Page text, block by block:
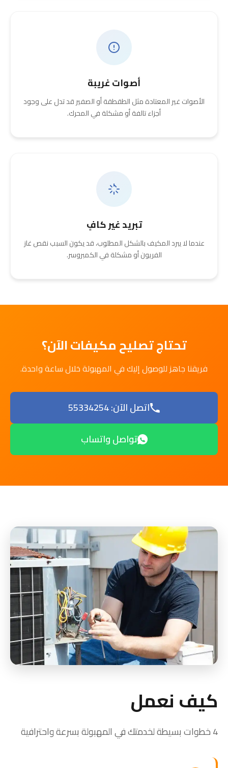
أصوات غريبة
الأصوات غير المعتادة مثل الطقطقة أو الصفير قد تدل على وجود
أجزاء تالفة أو مشكلة في المحرك.
تبريد غير كافٍ
عندما لا يبرد المكيف بالشكل المطلوب، قد يكون السبب نقص غاز
الفريون أو مشكلة في الكمبروسر.
تحتاج تصليح مكيفات الآن؟
فريقنا جاهز للوصول إليك في المهبولة خلال ساعة واحدة.
اتصل الآن: 55334254
تواصل واتساب
كيف نعمل
4 خطوات بسيطة لخدمتك في المهبولة بسرعة واحترافية